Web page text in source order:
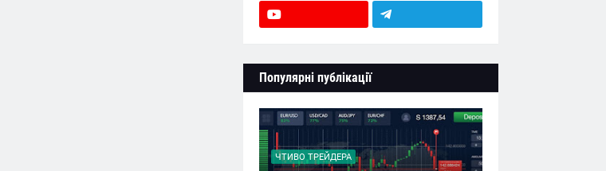
Популярні публікації
ЧТИВО ТРЕЙДЕРА